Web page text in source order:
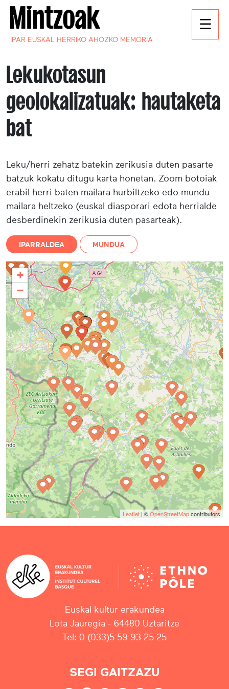
IPAR EUSKAL HERRIKO AHOZKO MEMORIA
Lekukotasun
geolokalizatuak: hautaketa
bat
Leku/herri zehatz batekin zerikusia duten pasarte
batzuk kokatu ditugu karta honetan. Zoom botoiak
erabil herri baten mailara hurbiltzeko edo mundu
mailara heltzeko (euskal diasporari edota herrialde
desberdinekin zerikusia duten pasarteak).
IPARRALDEA MUNDUA
+
−
Leaflet | ©OpenStreetMapcontributors
Euskal kultur erakundea
Lota Jauregia - 64480 Uztaritze
Tel: 0 (033)5 59 93 25 25
SEGI GAITZAZU